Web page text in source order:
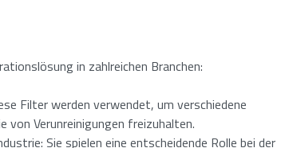
Anti-SPAM*
in zahlreichen Branchen:
Filter werden verwendet, um verschiedene
von Verunreinigungen freizuhalten.
Sie spielen eine entscheidende Rolle bei der